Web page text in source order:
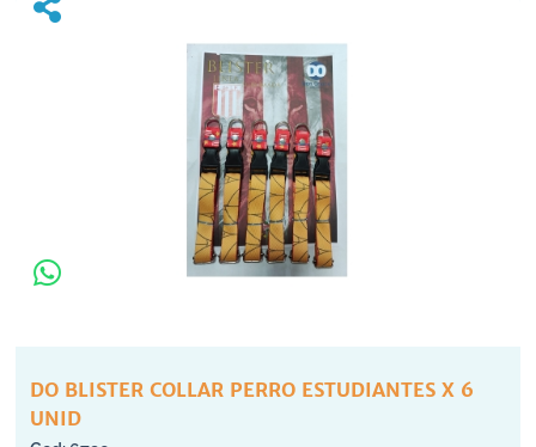
DO BLISTER COLLAR PERRO ESTUDIANTES X 6
UNID